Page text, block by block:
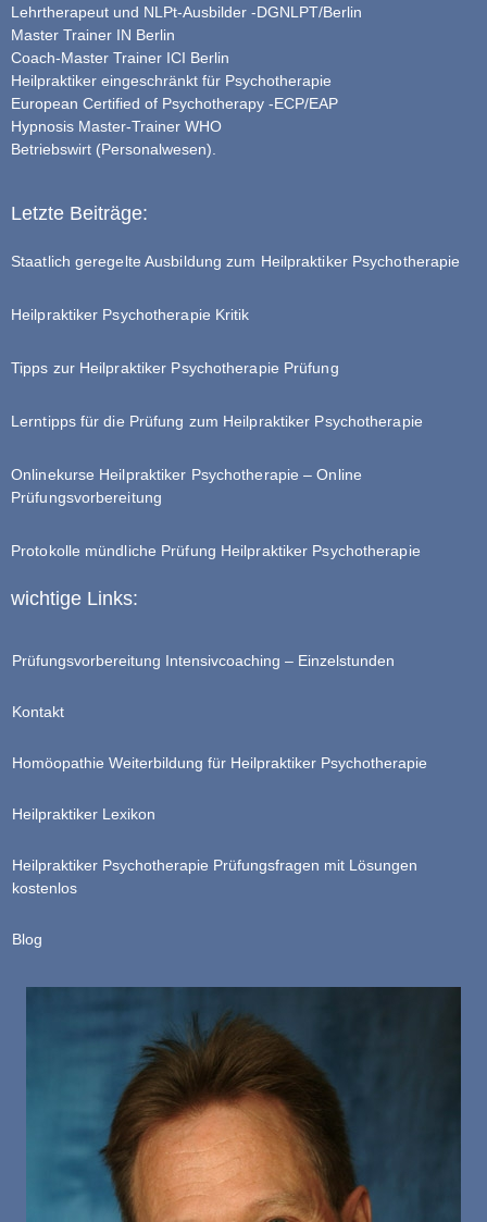
Lehrtherapeut und NLPt-Ausbilder -DGNLPT/Berlin
Master Trainer IN Berlin
Coach-Master Trainer ICI Berlin
Heilpraktiker eingeschränkt für Psychotherapie
European Certified of Psychotherapy -ECP/EAP
Hypnosis Master-Trainer WHO
Betriebswirt (Personalwesen).
Letzte Beiträge:
Staatlich geregelte Ausbildung zum Heilpraktiker Psychotherapie
Heilpraktiker Psychotherapie Kritik
Tipps zur Heilpraktiker Psychotherapie Prüfung
Lerntipps für die Prüfung zum Heilpraktiker Psychotherapie
Onlinekurse Heilpraktiker Psychotherapie – Online
Prüfungsvorbereitung
Protokolle mündliche Prüfung Heilpraktiker Psychotherapie
wichtige Links:
Prüfungsvorbereitung Intensivcoaching – Einzelstunden
Kontakt
Homöopathie Weiterbildung für Heilpraktiker Psychotherapie
Heilpraktiker Lexikon
Heilpraktiker Psychotherapie Prüfungsfragen mit Lösungen
kostenlos
Blog